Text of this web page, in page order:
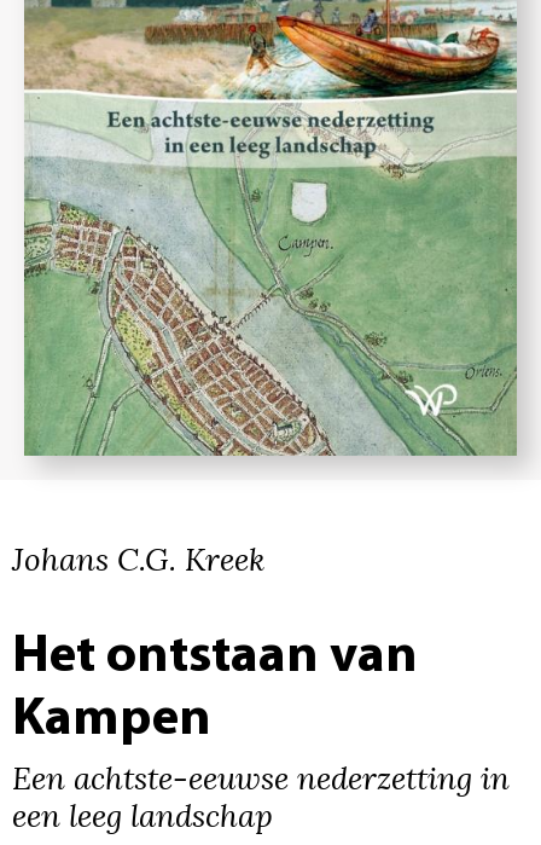
Johans C.G. Kreek
Het ontstaan van
Kampen
Een achtste-eeuwse nederzetting in
een leeg landschap